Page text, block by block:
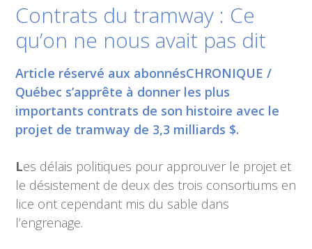
Contrats du tramway : Ce
qu’on ne nous avait pas dit
Article réservé aux abonnésCHRONIQUE /
Québec s’apprête à donner les plus
importants contrats de son histoire avec le
projet de tramway de 3,3 milliards $.
Les délais politiques pour approuver le projet et
le désistement de deux des trois consortiums en
lice ont cependant mis du sable dans
l’engrenage.